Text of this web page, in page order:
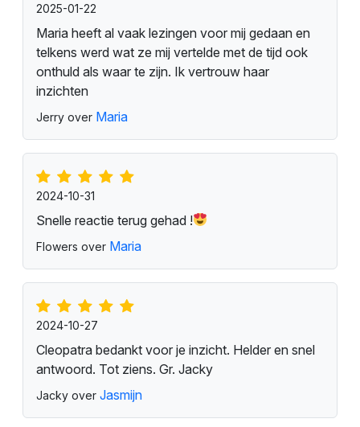
2025-01-22
Maria heeft al vaak lezingen voor mij gedaan en
telkens werd wat ze mij vertelde met de tijd ook
onthuld als waar te zijn. Ik vertrouw haar
inzichten
Jerry over Maria
2024-10-31
Snelle reactie terug gehad !
Flowers over Maria
2024-10-27
Cleopatra bedankt voor je inzicht. Helder en snel
antwoord. Tot ziens. Gr. Jacky
Jacky over Jasmijn